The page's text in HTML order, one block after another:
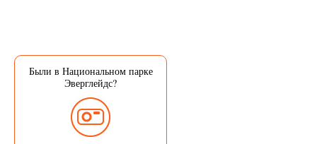
Были в Национальном парке
Эверглейдс?